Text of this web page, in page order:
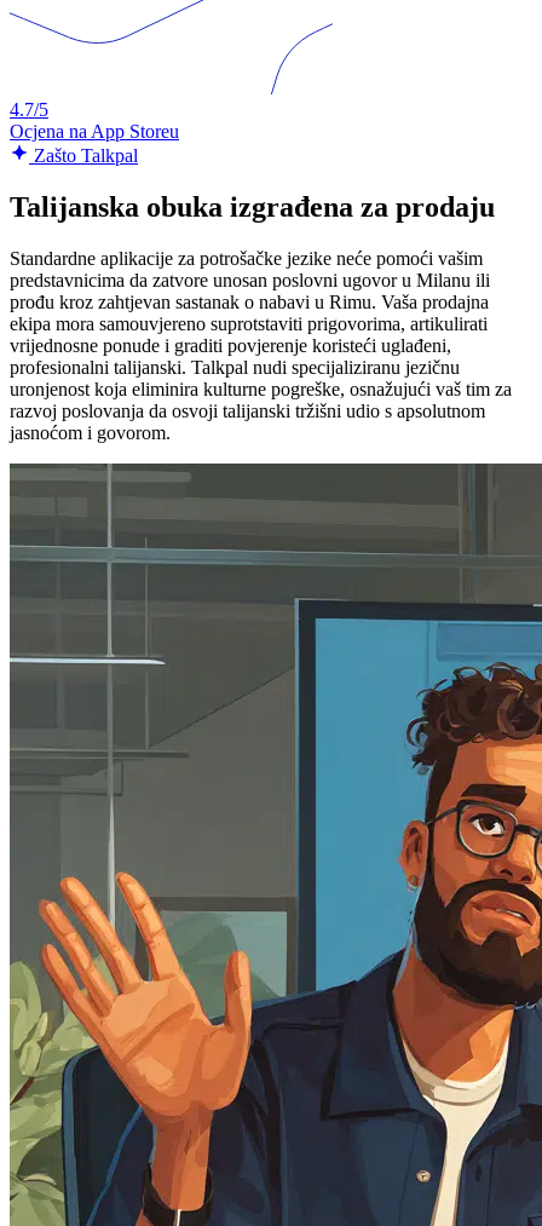
4.7/5
Ocjena na App Storeu
Zašto Talkpal
Talijanska obuka izgrađena za prodaju
Standardne aplikacije za potrošačke jezike neće pomoći vašim
predstavnicima da zatvore unosan poslovni ugovor u Milanu ili
prođu kroz zahtjevan sastanak o nabavi u Rimu. Vaša prodajna
ekipa mora samouvjereno suprotstaviti prigovorima, artikulirati
vrijednosne ponude i graditi povjerenje koristeći uglađeni,
profesionalni talijanski. Talkpal nudi specijaliziranu jezičnu
uronjenost koja eliminira kulturne pogreške, osnažujući vaš tim za
razvoj poslovanja da osvoji talijanski tržišni udio s apsolutnom
jasnoćom i govorom.